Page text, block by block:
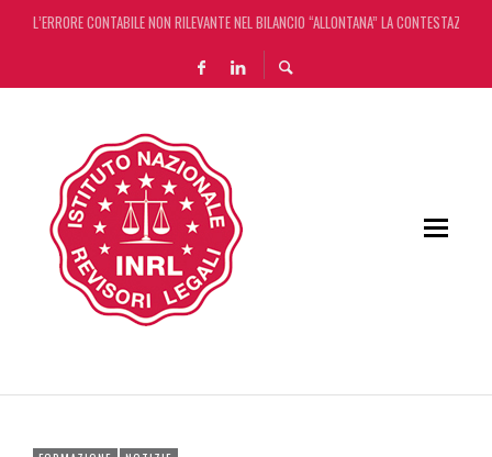
L’ERRORE CONTABILE NON RILEVANTE NEL BILANCIO “ALLONTANA” LA CONTESTAZIONE
DECRETO OMNIBUS: CON IL CONCORDATO UNO ‘SCUDO’ FISCALE DI 4 ANNI
CHIUSURA ESTIVA DELLA RASSEGNA STAMPA INRL: DAL 10 AL 24 AGOSTO